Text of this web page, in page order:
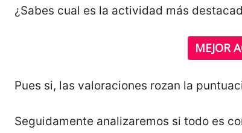
¿Sabes cual es la actividad más
MEJOR
Pues si, las valoraciones rozan la
Seguidamente analizaremos si todo es